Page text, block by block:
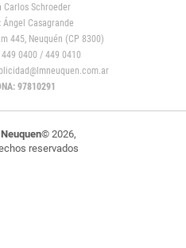
Carlos Schroeder
Ángel Casagrande
445, Neuquén (CP 8300)
0400 / 449 0410
97810291
© 2026,
reservados